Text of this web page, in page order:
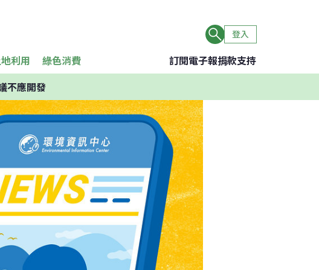
登入
利用 綠色消費 訂閱電子報捐款支持
不應開發